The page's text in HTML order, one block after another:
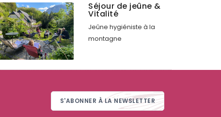
Séjour de jeûne &
Vitalité
Jeûne hygiéniste à la
montagne
S'ABONNER À LA NEWSLETTER